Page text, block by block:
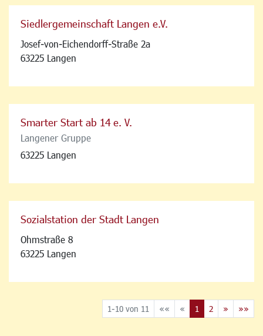
Siedlergemeinschaft Langen e.V.
Josef-von-Eichendorff-Straße 2a
63225 Langen
Smarter Start ab 14 e. V.
Langener Gruppe
63225 Langen
Sozialstation der Stadt Langen
Ohmstraße 8
63225 Langen
1-10 von 11 «« « 1 2 » »»